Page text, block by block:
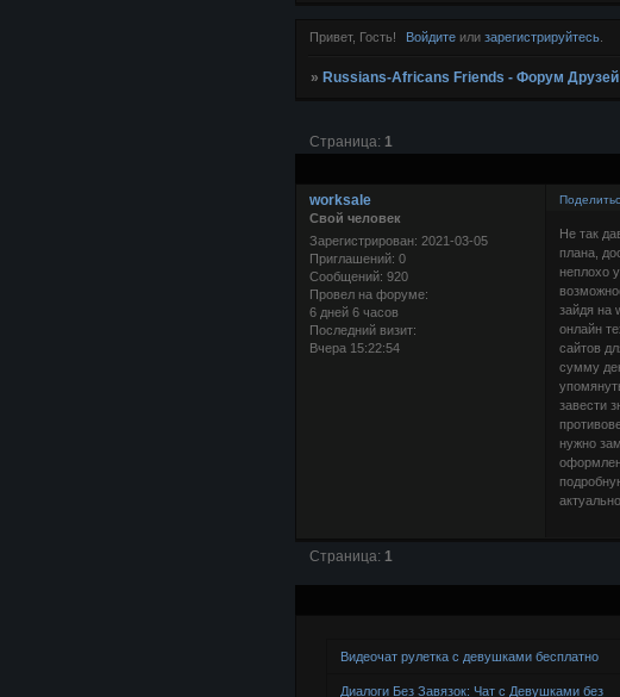
Привет, Гость! Войдите или зарегистрируйтесь
» Russians-Africans Friends - Форум
Страница: 1
worksale
Свой человек
Зарегистрирован: 2021-03-05
Приглашений: 0
Сообщений: 920
Провел на форуме:
6 дней 6 часов
Последний визит:
Вчера 15:22:54
Не так
плана,
неплохо
зайдя на
онлайн
сайтов
сумму
завести
нужно
Страница: 1
Видеочат рулетка с девушками бесплатно
Диалоги Без Завязок: Чат с Девушками без